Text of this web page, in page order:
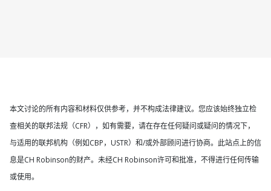
本文讨论的所有内容和材料仅供参考，并不构成法律建议。您应该始终独立检
查相关的联邦法规（CFR），如有需要，请在存在任何疑问或疑问的情况下，
与适用的联邦机构（例如CBP，USTR）和/或外部顾问进行协商。此站点上的信
息是CH Robinson的财产。未经CH Robinson许可和批准，不得进行任何传输
或使用。